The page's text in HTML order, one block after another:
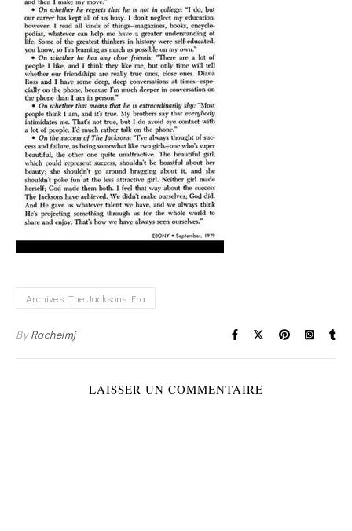
Archives: The Jacksons Era
ByRachelmj
LAISSER UN COMMENTAIRE